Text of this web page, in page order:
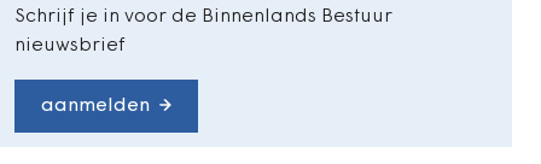
Schrijf je in voor de Binnenlands Bestuur
nieuwsbrief
aanmelden